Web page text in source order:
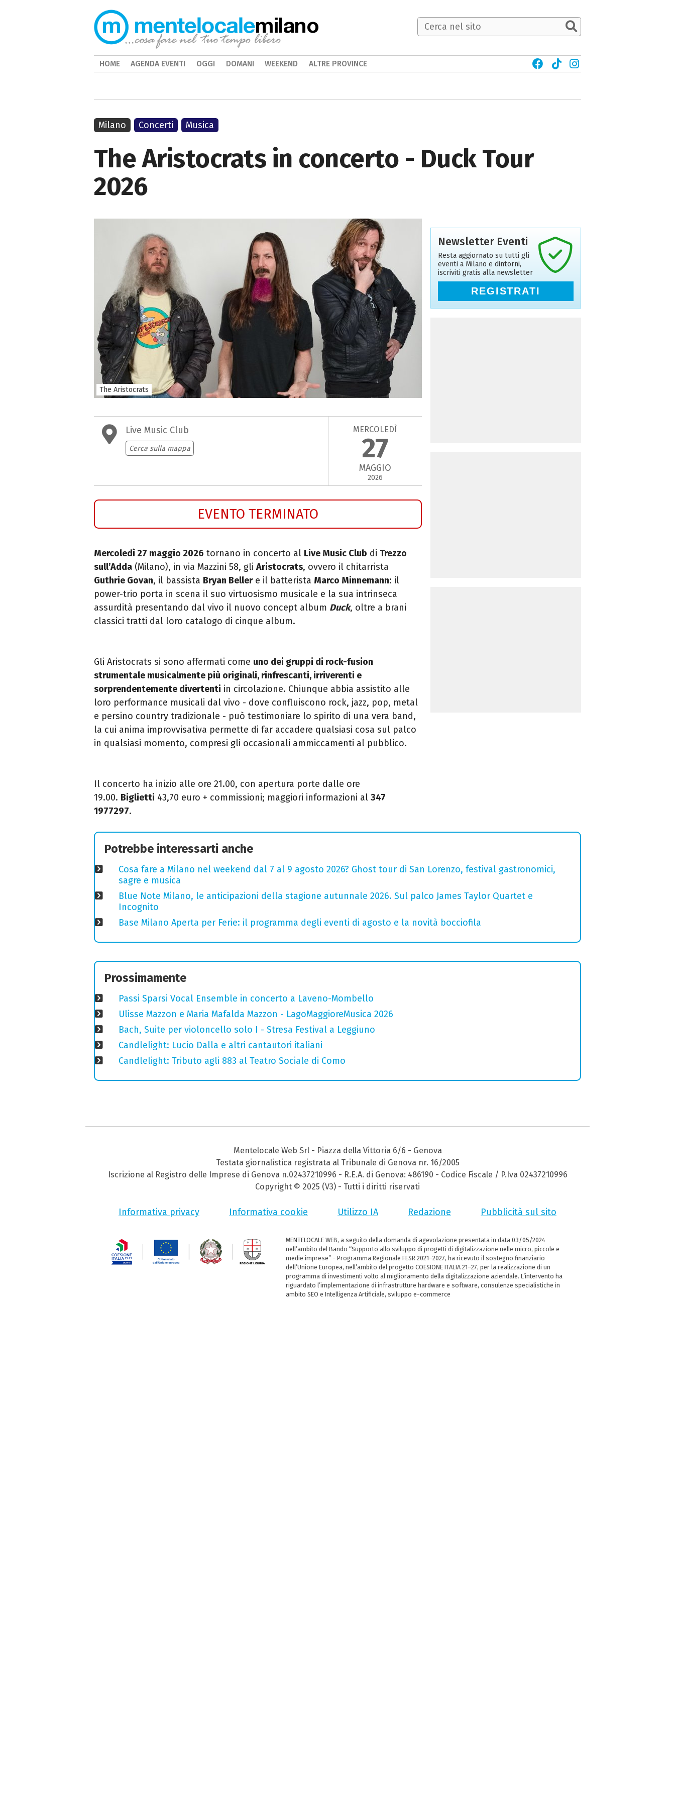
The Aristocrats in concerto - Duck Tour
2026
The Aristocrats
Live Music Club
Cerca sulla mappa
MERCOLEDÌ
27
MAGGIO
2026
EVENTO TERMINATO
Mercoledì 27 maggio 2026 tornano in concerto al Live Music Club di Trezzo
sull’Adda (Milano), in via Mazzini 58, gli Aristocrats, ovvero il chitarrista
Guthrie Govan, il bassista Bryan Bellere il batterista Marco Minnemann: il
power-trio porta in scena il suo virtuosismo musicale e la sua intrinseca
assurdità presentando dal vivo il nuovo concept album Duck, oltre a brani
classici tratti dal loro catalogo di cinque album.
Gli Aristocrats si sono affermati come uno dei gruppi di rock-fusion
strumentale musicalmente più originali, rinfrescanti, irriverenti e
sorprendentemente divertenti in circolazione. Chiunque abbia assistito alle
loro performance musicali dal vivo - dove confluiscono rock, jazz, pop, metal
e persino country tradizionale - può testimoniare lo spirito di una vera band,
la cui anima improvvisativa permette di far accadere qualsiasi cosa sul palco
in qualsiasi momento, compresi gli occasionali ammiccamenti al pubblico.
Il concerto ha inizio alle ore 21.00, con apertura porte dalle ore
19.00. Biglietti 43,70 euro + commissioni; maggiori informazioni al 347
1977297.
Milano Concerti Musica
Newsletter Eventi
Resta aggiornato su tutti gli
eventi a Milano e dintorni,
iscriviti gratis alla newsletter
REGISTRATI
Potrebbe interessarti anche
Cosa fare a Milano nel weekend dal 7 al 9 agosto 2026? Ghost tour di San Lorenzo, festival gastronomici,
sagre e musica
Blue Note Milano, le anticipazioni della stagione autunnale 2026. Sul palco James Taylor Quartet e
Incognito
Base Milano Aperta per Ferie: il programma degli eventi di agosto e la novità bocciofila
Prossimamente
Passi Sparsi Vocal Ensemble in concerto a Laveno-Mombello
Ulisse Mazzon e Maria Mafalda Mazzon - LagoMaggioreMusica 2026
Bach, Suite per violoncello solo I - Stresa Festival a Leggiuno
Candlelight: Lucio Dalla e altri cantautori italiani
Candlelight: Tributo agli 883 al Teatro Sociale di Como
milano
HOME AGENDA EVENTI OGGI DOMANI WEEKEND ALTRE PROVINCE
Mentelocale Web Srl - Piazza della Vittoria 6/6 - Genova
Testata giornalistica registrata al Tribunale di Genova nr. 16/2005
Iscrizione al Registro delle Imprese di Genova n.02437210996 - R.E.A. di Genova: 486190 - Codice Fiscale / P.Iva 02437210996
Copyright © 2025 (V3) - Tutti i diritti riservati
Informativa privacy Informativa cookie Utilizzo IA Redazione Pubblicità sul sito
MENTELOCALE WEB, a seguito della domanda di agevolazione presentata in data 03/05/2024
nell’ambito del Bando “Supporto allo sviluppo di progetti di digitalizzazione nelle micro, piccole e
medie imprese” - Programma Regionale FESR 2021–2027, ha ricevuto il sostegno finanziario
dell’Unione Europea, nell’ambito del progetto COESIONE ITALIA 21–27, per la realizzazione di un
programma di investimenti volto al miglioramento della digitalizzazione aziendale. L’intervento ha
riguardato l’implementazione di infrastrutture hardware e software, consulenze specialistiche in
ambito SEO e Intelligenza Artificiale, sviluppo e-commerce